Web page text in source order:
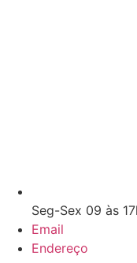
Seg-Sex 09 às
Email
Endereço